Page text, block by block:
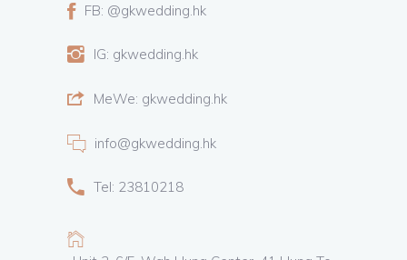
FB: @gkwedding.hk
IG: gkwedding.hk
MeWe: gkwedding.hk
info@gkwedding.hk
Tel: 23810218